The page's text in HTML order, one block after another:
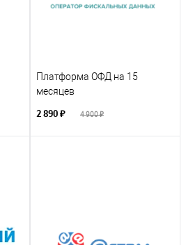
Платформа ОФД на 15
месяцев
2 890 ₽ 4 900 ₽